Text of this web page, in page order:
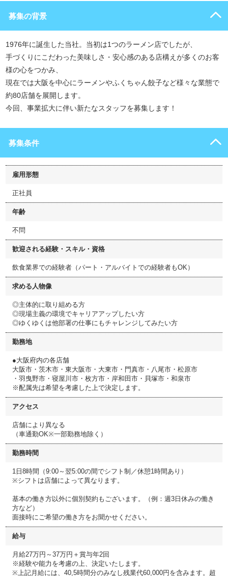
募集の背景
1976年に誕生した当社。当初は1つのラーメン店でしたが、
手づくりにこだわった美味しさ・安心感のある店構えが多くのお客
様の心をつかみ、
現在では大阪を中心にラーメンやふくちゃん餃子など様々な業態で
約80店舗を展開します。
今回、事業拡大に伴い新たなスタッフを募集します！
募集条件
雇用形態
正社員
年齢
不問
歓迎される経験・スキル・資格
飲食業界での経験者（パート・アルバイトでの経験者もOK）
求める人物像
◎主体的に取り組める方
◎現場主義の環境でキャリアアップしたい方
◎ゆくゆくは他部署の仕事にもチャレンジしてみたい方
勤務地
●大阪府内の各店舗
大阪市・茨木市・東大阪市・大東市・門真市・八尾市・松原市
・羽曳野市・寝屋川市・枚方市・岸和田市・貝塚市・和泉市
※配属先は希望を考慮した上で決定します。
アクセス
店舗により異なる
（車通勤OK※一部勤務地除く）
勤務時間
1日8時間（9:00～翌5:00の間でシフト制／休憩1時間あり）
※シフトは店舗によって異なります。
基本の働き方以外に個別契約もございます。（例：週3日休みの働き
方など）
面接時にご希望の働き方をお聞かせください。
給与
月給27万円～37万円＋賞与年2回
※経験や能力を考慮の上、決定いたします。
※上記月給には、40,5時間分のみなし残業代60,000円を含みます。超